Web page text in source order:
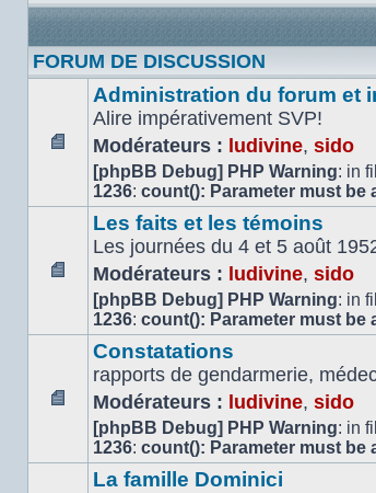
FORUM DE DISCUSSION
Aucun
message
non
Administration du forum et
Alire impérativement SVP!
Modérateurs : ludivine, sido
[phpBB Debug] PHP Warning: in
1236: count(): Parameter must be
Aucun
message
non
lu
Les faits et les témoins
Les journées du 4 et 5 août
Modérateurs : ludivine, sido
[phpBB Debug] PHP Warning: in
1236: count(): Parameter must be
Aucun
message
non
Constatations
rapports de gendarmerie,
Modérateurs : ludivine, sido
[phpBB Debug] PHP Warning: in
1236: count(): Parameter must be
La famille Dominici